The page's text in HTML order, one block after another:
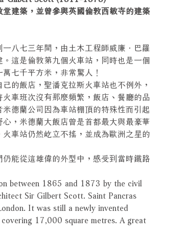
建築，並曾參與英國倫敦西敏寺的建築
八七三年間，由土木工程師威廉．巴羅
這是倫敦第九個火車站，同時也是一個
七千平方米，非常驚人！
的飯店，聖潘克拉斯火車站也不例外，
車班次沒有那麼頻繁，飯店、餐廳的品
德蘭公司因為車站棚頂的特殊性而引起
，米德蘭大飯店曾是首都最大與最豪華
車站仍然屹立不搖，並成為歐洲之星的
能從這雄偉的外型中，感受到當時鐵路
between 1865 and 1873 by the civil
Sir Gilbert Scott. Saint Pancras
It was still a newly invented
17,000 square metres. A great